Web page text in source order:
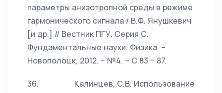
параметры анизотропной среды в режиме
гармонического сигнала / В.Ф. Янушкевич
[и др.] // Вестник ПГУ. Серия С.
Фундаментальные науки. Физика. –
Новополоцк, 2012. – №4. – С.83 – 87.
36. Калинцев, С.В. Использование